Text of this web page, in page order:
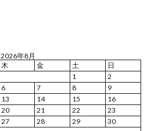
2026年8月
木 金 土
日
1
2
6 7 8
9
13 14 15
16
20 21 22
23
27 28 29
30